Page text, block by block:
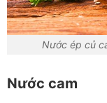
Nước ép củ
Nước cam